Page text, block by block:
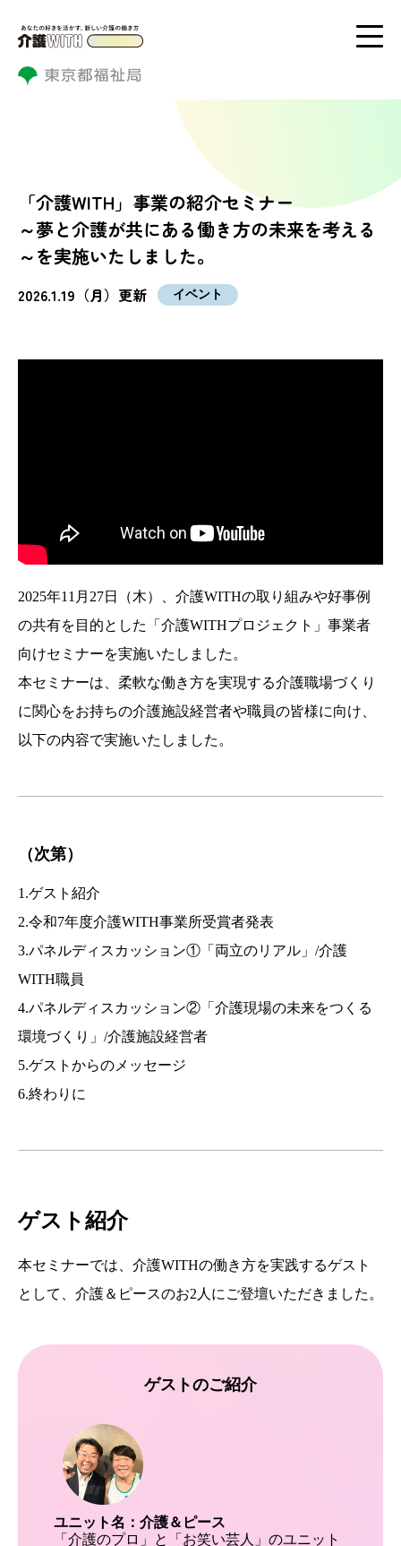
「介護WITH」事業の紹介セミナー
～夢と介護が共にある働き方の未来を考える
～を実施いたしました。
2026.1.19（月）更新 イベント
2025年11月27日（木）、介護WITHの取り組みや好事例
の共有を目的とした「介護WITHプロジェクト」事業者
向けセミナーを実施いたしました。
本セミナーは、柔軟な働き方を実現する介護職場づくり
に関心をお持ちの介護施設経営者や職員の皆様に向け、
以下の内容で実施いたしました。
（次第）
1.ゲスト紹介
2.令和7年度介護WITH事業所受賞者発表
3.パネルディスカッション①「両立のリアル」/介護
WITH職員
4.パネルディスカッション②「介護現場の未来をつくる
環境づくり」/介護施設経営者
5.ゲストからのメッセージ
6.終わりに
ゲスト紹介
本セミナーでは、介護WITHの働き方を実践するゲスト
として、介護＆ピースのお2人にご登壇いただきました。
ゲストのご紹介
ユニット名：介護＆ピース
「介護のプロ」と「お笑い芸人」のユニット